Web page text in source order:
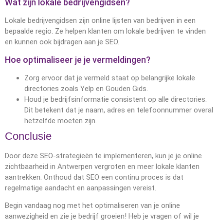
Wat zijn lokale bedrijvengidsen?
Lokale bedrijvengidsen zijn online lijsten van bedrijven in een
bepaalde regio. Ze helpen klanten om lokale bedrijven te vinden
en kunnen ook bijdragen aan je SEO.
Hoe optimaliseer je je vermeldingen?
Zorg ervoor dat je vermeld staat op belangrijke lokale
directories zoals Yelp en Gouden Gids.
Houd je bedrijfsinformatie consistent op alle directories.
Dit betekent dat je naam, adres en telefoonnummer overal
hetzelfde moeten zijn.
Conclusie
Door deze SEO-strategieën te implementeren, kun je je online
zichtbaarheid in Antwerpen vergroten en meer lokale klanten
aantrekken. Onthoud dat SEO een continu proces is dat
regelmatige aandacht en aanpassingen vereist.
Begin vandaag nog met het optimaliseren van je online
aanwezigheid en zie je bedrijf groeien! Heb je vragen of wil je